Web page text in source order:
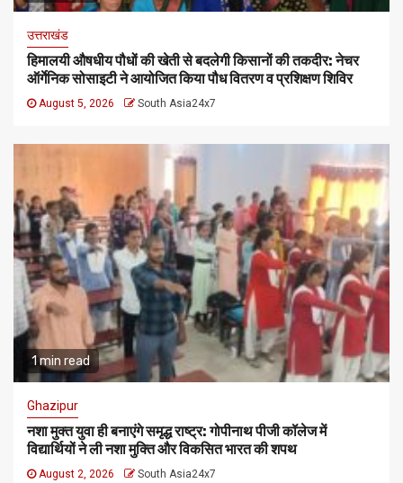
उत्तराखंड
हिमालयी औषधीय पौधों की खेती से बदलेगी किसानों की तकदीर: नेचर
ऑर्गेनिक सोसाइटी ने आयोजित किया पौध वितरण व प्रशिक्षण शिविर
August 5, 2026 South Asia24x7
1 min read
Ghazipur
नशा मुक्त युवा ही बनाएंगे समृद्ध राष्ट्र: गोपीनाथ पीजी कॉलेज में
विद्यार्थियों ने ली नशा मुक्ति और विकसित भारत की शपथ
August 2, 2026 South Asia24x7